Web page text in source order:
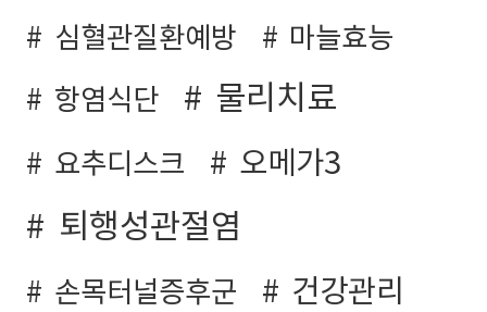
심혈관질환예방
마늘효능
항염식단
물리치료
요추디스크 오메가3
퇴행성관절염
손목터널증후군
건강관리